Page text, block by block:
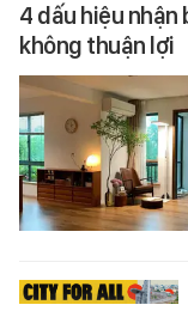
4 dấu hiệu nhận
không thuận lợi